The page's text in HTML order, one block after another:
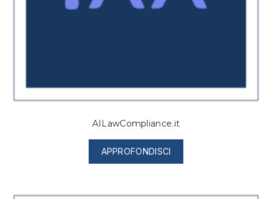
AILawCompliance.it
APPROFONDISCI